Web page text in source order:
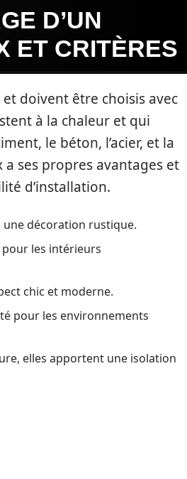
D’UN
ET CRITÈRES
doivent être choisis avec
à la chaleur et qui
le béton, l’acier, et la
ses propres avantages et
d’installation.
une décoration rustique.
les intérieurs
chic et moderne.
pour les environnements
elles apportent une isolation